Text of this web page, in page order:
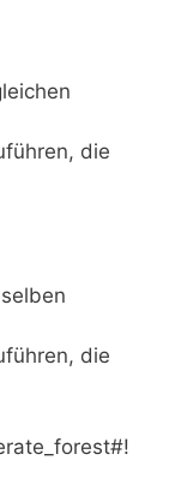
die
die